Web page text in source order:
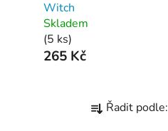
Witch
Skladem
(5 ks)
265 Kč
a Řadit podle: